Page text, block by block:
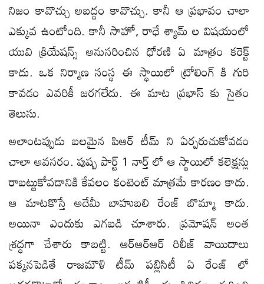
నిజం కావొచ్చు అబద్దం కావొచ్చు. కానీ ఆ ప్రభావం చాలా
ఎక్కువ ఉంటోంది. కానీ సాహో, రాధే శ్యామ్ ల విషయంలో
యువి క్రియేషన్స్ అనుసరించిన ధోరణి ఏ మాత్రం కరెక్ట్
కాదు. ఒక నిర్మాణ సంస్థ ఈ స్థాయిలో ట్రోలింగ్ కి గురి
కావడం ఎవరికీ జరగలేదు. ఈ మాట ప్రభాస్ కు సైతం
తెలుసు.
అలాంటప్పుడు బలమైన పిఆర్ టీమ్ ని ఏర్పరుచుకోవడం
చాలా అవసరం. పుష్ప పార్ట్ 1 నార్త్ లో ఆ స్థాయిలో కలెక్షన్లు
రాబట్టుకోవడానికి కేవలం కంటెంట్ మాత్రమే కారణం కాదు.
ఆ మాటకొస్తే అదేమీ బాహుబలి రేంజ్ బొమ్మా కాదు.
అయినా ఎందుకు ఎగబడి చూశారు. ప్రమోషన్ అంత
శ్రద్ధగా చేశారు కాబట్టి. ఆర్ఆర్ఆర్ రిలీజ్ వాయిదాలు
పక్కనపెడితే రాజమౌళి టీమ్ పబ్లిసిటీ ఏ రేంజ్ లో